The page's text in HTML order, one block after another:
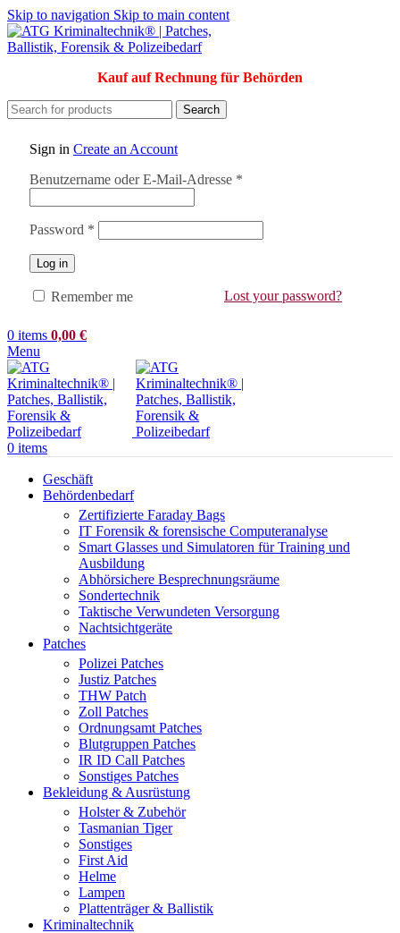
Skip to navigation Skip to main content
Kauf auf Rechnung für Behörden
Search
Sign in Create an Account
Benutzername oder E-Mail-Adresse *
Password *
Log in
Lost your password?
Remember me
0 items 0,00 €
Menu
0 items
Geschäft
Behördenbedarf
Zertifizierte Faraday Bags
IT Forensik & forensische Computeranalyse
Smart Glasses und Simulatoren für Training und
Ausbildung
Abhörsichere Besprechnungsräume
Sondertechnik
Taktische Verwundeten Versorgung
Nachtsichtgeräte
Patches
Polizei Patches
Justiz Patches
THW Patch
Zoll Patches
Ordnungsamt Patches
Blutgruppen Patches
IR ID Call Patches
Sonstiges Patches
Bekleidung & Ausrüstung
Holster & Zubehör
Tasmanian Tiger
Sonstiges
First Aid
Helme
Lampen
Plattenträger & Ballistik
Kriminaltechnik